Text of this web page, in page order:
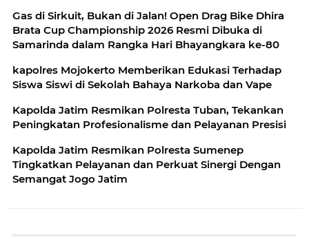
Gas di Sirkuit, Bukan di Jalan! Open Drag Bike Dhira
Brata Cup Championship 2026 Resmi Dibuka di
Samarinda dalam Rangka Hari Bhayangkara ke-80
kapolres Mojokerto Memberikan Edukasi Terhadap
Siswa Siswi di Sekolah Bahaya Narkoba dan Vape
Kapolda Jatim Resmikan Polresta Tuban, Tekankan
Peningkatan Profesionalisme dan Pelayanan Presisi
Kapolda Jatim Resmikan Polresta Sumenep
Tingkatkan Pelayanan dan Perkuat Sinergi Dengan
Semangat Jogo Jatim